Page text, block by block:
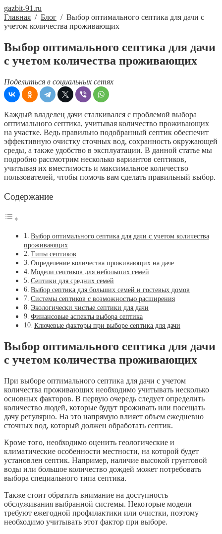
gazbit-91.ru
Главная / Блог / Выбор оптимального септика для дачи с
учетом количества проживающих
Выбор оптимального септика для дачи
с учетом количества проживающих
Поделиться в социальных сетях
Каждый владелец дачи сталкивался с проблемой выбора
оптимального септика, учитывая количество проживающих
на участке. Ведь правильно подобранный септик обеспечит
эффективную очистку сточных вод, сохранность окружающей
среды, а также удобство в эксплуатации. В данной статье мы
подробно рассмотрим несколько вариантов септиков,
учитывая их вместимость и максимальное количество
пользователей, чтобы помочь вам сделать правильный выбор.
Содержание
Выбор оптимального септика для дачи с учетом количества
проживающих
Типы септиков
Определение количества проживающих на даче
Модели септиков для небольших семей
Септики для средних семей
Выбор септика для больших семей и гостевых домов
Системы септиков с возможностью расширения
Экологически чистые септики для дачи
Финансовые аспекты выбора септика
Ключевые факторы при выборе септика для дачи
Выбор оптимального септика для дачи
с учетом количества проживающих
При выборе оптимального септика для дачи с учетом
количества проживающих необходимо учитывать несколько
основных факторов. В первую очередь следует определить
количество людей, которые будут проживать или посещать
дачу регулярно. На это напрямую влияет объем ежедневно
сточных вод, который должен обработать септик.
Кроме того, необходимо оценить геологические и
климатические особенности местности, на которой будет
установлен септик. Например, наличие высокой грунтовой
воды или большое количество дождей может потребовать
выбора специального типа септика.
Также стоит обратить внимание на доступность
обслуживания выбранной системы. Некоторые модели
требуют ежегодной профилактики или очистки, поэтому
необходимо учитывать этот фактор при выборе.